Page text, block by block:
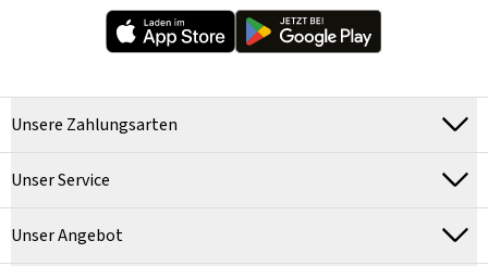
Unsere Zahlungsarten
Unser Service
Unser Angebot